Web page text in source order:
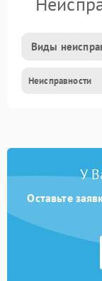
Виды
Неисправности
У
Оставьте